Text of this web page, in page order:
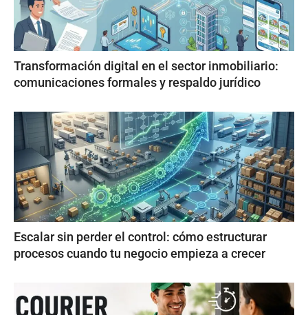
Transformación digital en el sector inmobiliario:
comunicaciones formales y respaldo jurídico
Escalar sin perder el control: cómo estructurar
procesos cuando tu negocio empieza a crecer